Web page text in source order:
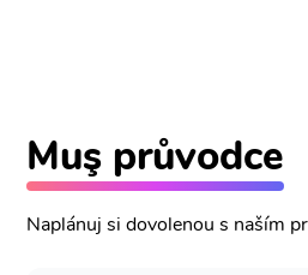
Muş průvodce
Naplánuj si dovolenou s naším